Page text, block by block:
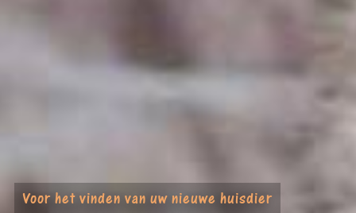
Voor het vinden van uw nieuwe huisdier